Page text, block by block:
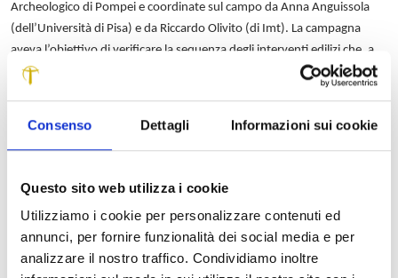
Consenso Dettagli Informazioni sui cookie
Questo sito web utilizza i cookie
Utilizziamo i cookie per personalizzare contenuti ed
annunci, per fornire funzionalità dei social media e per
analizzare il nostro traffico. Condividiamo inoltre
Archeologico di Pompei e coordinate sul campo da Anna Anguissola
(dell’Università di Pisa) e da Riccardo Olivito (di Imt). La campagna
aveva l’obiettivo di verificare la sequenza degli interventi edilizi che, a
partire dall’edificazione dell’insula con abitazioni a schiera di età
ma una struttura destinata nella sua ultima fase di vita a ospitare il
non una, ma diverse fasi costruttive delle case sannitiche e apprezzare
la volontà degli abitanti di queste domus di ritualizzare un’operazione
di disattivazione e successiva ristrutturazione edilizia. Gli scavi previsti
nei prossimi anni e lo studio del materiale archeologico potranno far